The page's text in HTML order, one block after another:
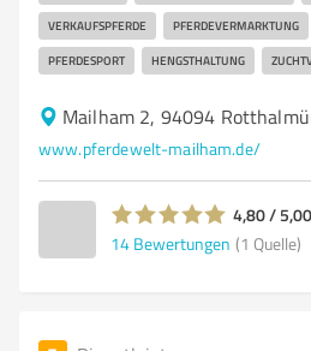
VERKAUFSPFERDE PFERDEVERMARKTUNG
PFERDESPORT HENGSTHALTUNG
Mailham 2, 94094
www.pferdewelt-mailham.de/
4,80 / 5,00
14 Bewertungen (1 Quelle)